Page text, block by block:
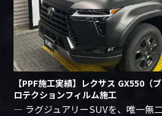
【PPF施工実績】レクサス GX550
ロテクションフィルム施工
― ラグジュアリーSUVを、唯一無